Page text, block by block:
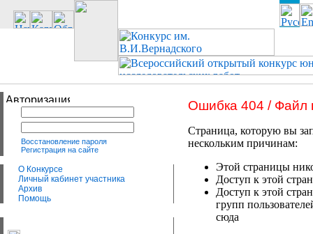
Восстановление пароля
Регистрация на сайте
О Конкурсе
Личный кабинет участника
Архив
Помощь
Ошибка 404 / Файл
Страница, которую вы
нескольким причинам:
Этой страницы
Доступ к этой
Доступ к этой
групп
сюда